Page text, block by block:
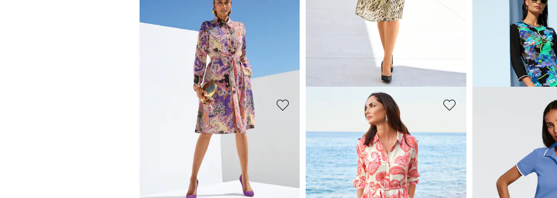
MADELEINE
189,95 €
MADELEINE
Meilleur prix sous 30 jours**: 139,95 € (-14%)
MADELEINE
239,95 €
MADELEINE
179,95 €
Meilleur prix sous 30 jours**: 104,95 €
MADELEINE
Robe
149,95 €239,95 €
Meilleur prix sous 30 jours**: 169,95 € (-11%)
209,95 €